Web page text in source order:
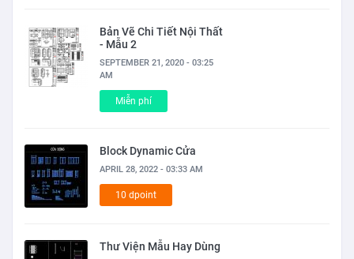
Bản Vẽ Chi Tiết Nội Thất
- Mẫu 2
SEPTEMBER 21, 2020 - 03:25
AM
Miễn phí
Block Dynamic Cửa
APRIL 28, 2022 - 03:33 AM
10 dpoint
Thư Viện Mẫu Hay Dùng